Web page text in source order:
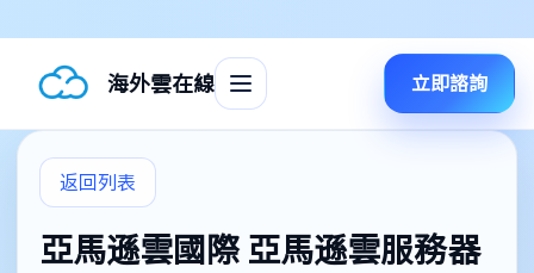
海外雲在線 立即諮詢
返回列表
亞馬遜雲國際 亞馬遜雲服務器